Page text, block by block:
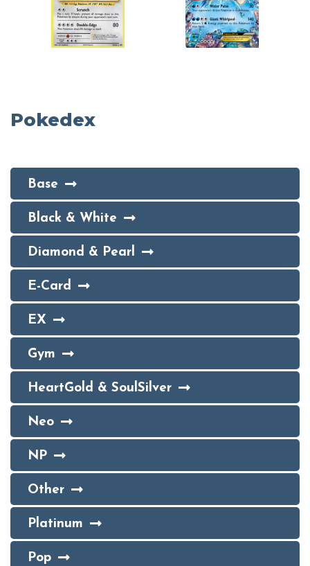
Pokedex
Base
Black & White
Diamond & Pearl
E-Card
EX
Gym
HeartGold & SoulSilver
Neo
NP
Other
Platinum
Pop